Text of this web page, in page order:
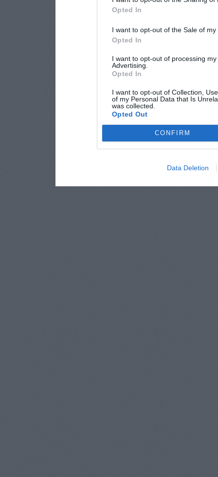
Opted In
I want to opt-out of the Sale of
Opted In
I want to opt-out of processing
Advertising.
Opted In
I want to opt-out of Collection,
of my Personal Data that Is
was collected.
Opted Out
CONFIRM
Data Deletion